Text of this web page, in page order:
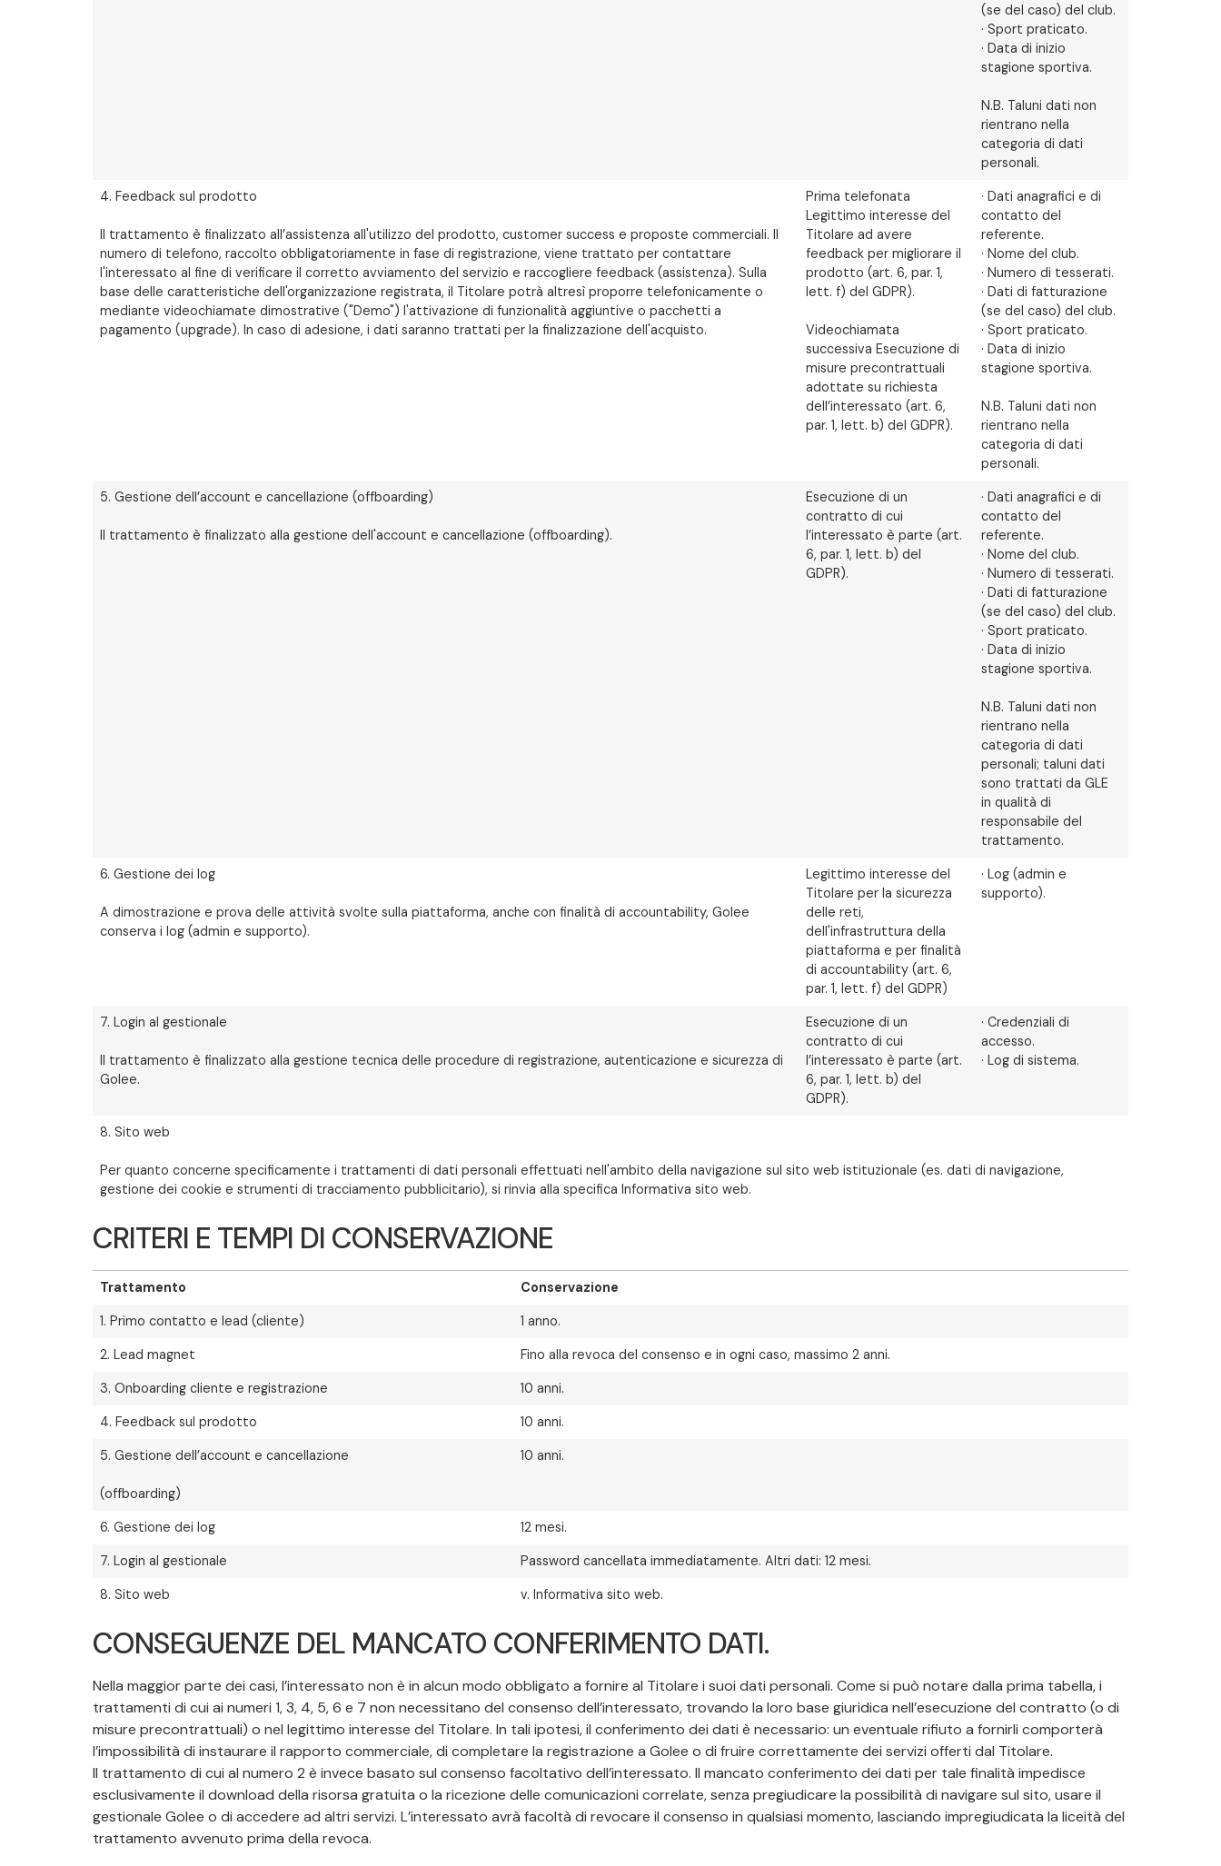
(se del caso) del club.
· Sport praticato.
· Data di inizio
stagione sportiva.
N.B. Taluni dati non
rientrano nella
categoria di dati
personali.
4. Feedback sul prodotto
Il trattamento è finalizzato all’assistenza all'utilizzo del prodotto, customer success e proposte commerciali. Il
numero di telefono, raccolto obbligatoriamente in fase di registrazione, viene trattato per contattare
l'interessato al fine di verificare il corretto avviamento del servizio e raccogliere feedback (assistenza). Sulla
base delle caratteristiche dell'organizzazione registrata, il Titolare potrà altresì proporre telefonicamente o
mediante videochiamate dimostrative ("Demo") l'attivazione di funzionalità aggiuntive o pacchetti a
pagamento (upgrade). In caso di adesione, i dati saranno trattati per la finalizzazione dell'acquisto.
Prima telefonata
Legittimo interesse del
Titolare ad avere
feedback per migliorare il
prodotto (art. 6, par. 1,
lett. f) del GDPR).
Videochiamata
successiva Esecuzione di
misure precontrattuali
adottate su richiesta
dell’interessato (art. 6,
par. 1, lett. b) del GDPR).
· Dati anagrafici e di
contatto del
referente.
· Nome del club.
· Numero di tesserati.
· Dati di fatturazione
(se del caso) del club.
· Sport praticato.
· Data di inizio
stagione sportiva.
N.B. Taluni dati non
rientrano nella
categoria di dati
personali.
5. Gestione dell’account e cancellazione (offboarding)
Il trattamento è finalizzato alla gestione dell'account e cancellazione (offboarding).
Esecuzione di un
contratto di cui
l’interessato è parte (art.
6, par. 1, lett. b) del
GDPR).
· Dati anagrafici e di
contatto del
referente.
· Nome del club.
· Numero di tesserati.
· Dati di fatturazione
(se del caso) del club.
· Sport praticato.
· Data di inizio
stagione sportiva.
N.B. Taluni dati non
rientrano nella
categoria di dati
personali; taluni dati
sono trattati da GLE
in qualità di
responsabile del
trattamento.
6. Gestione dei log
A dimostrazione e prova delle attività svolte sulla piattaforma, anche con finalità di accountability, Golee
conserva i log (admin e supporto).
Legittimo interesse del
Titolare per la sicurezza
delle reti,
dell'infrastruttura della
piattaforma e per finalità
di accountability (art. 6,
par. 1, lett. f) del GDPR)
· Log (admin e
supporto).
7. Login al gestionale
Il trattamento è finalizzato alla gestione tecnica delle procedure di registrazione, autenticazione e sicurezza di
Golee.
Esecuzione di un
contratto di cui
l’interessato è parte (art.
6, par. 1, lett. b) del
GDPR).
· Credenziali di
accesso.
· Log di sistema.
8. Sito web
Per quanto concerne specificamente i trattamenti di dati personali effettuati nell'ambito della navigazione sul sito web istituzionale (es. dati di navigazione,
gestione dei cookie e strumenti di tracciamento pubblicitario), si rinvia alla specifica Informativa sito web.
CRITERI E TEMPI DI CONSERVAZIONE
Trattamento Conservazione
1. Primo contatto e lead (cliente) 1 anno.
2. Lead magnet Fino alla revoca del consenso e in ogni caso, massimo 2 anni.
3. Onboarding cliente e registrazione 10 anni.
4. Feedback sul prodotto 10 anni.
5. Gestione dell’account e cancellazione
(offboarding)
10 anni.
6. Gestione dei log 12 mesi.
7. Login al gestionale Password cancellata immediatamente. Altri dati: 12 mesi.
8. Sito web v. Informativa sito web.
CONSEGUENZE DEL MANCATO CONFERIMENTO DATI.
Nella maggior parte dei casi, l’interessato non è in alcun modo obbligato a fornire al Titolare i suoi dati personali. Come si può notare dalla prima tabella, i
trattamenti di cui ai numeri 1, 3, 4, 5, 6 e 7 non necessitano del consenso dell’interessato, trovando la loro base giuridica nell’esecuzione del contratto (o di
misure precontrattuali) o nel legittimo interesse del Titolare. In tali ipotesi, il conferimento dei dati è necessario: un eventuale rifiuto a fornirli comporterà
l’impossibilità di instaurare il rapporto commerciale, di completare la registrazione a Golee o di fruire correttamente dei servizi offerti dal Titolare.
Il trattamento di cui al numero 2 è invece basato sul consenso facoltativo dell’interessato. Il mancato conferimento dei dati per tale finalità impedisce
esclusivamente il download della risorsa gratuita o la ricezione delle comunicazioni correlate, senza pregiudicare la possibilità di navigare sul sito, usare il
gestionale Golee o di accedere ad altri servizi. L’interessato avrà facoltà di revocare il consenso in qualsiasi momento, lasciando impregiudicata la liceità del
trattamento avvenuto prima della revoca.